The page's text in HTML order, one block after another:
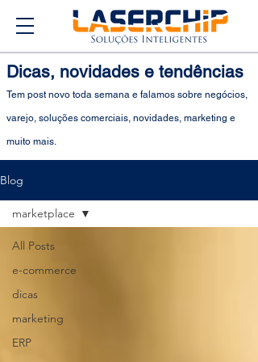
Dicas, novidades e tendências
Tem post novo toda semana e falamos sobre negócios,
varejo, soluções comerciais, novidades, marketing e
muito mais.
Blog
All Posts
e-commerce
dicas
marketing
ERP
marketplace